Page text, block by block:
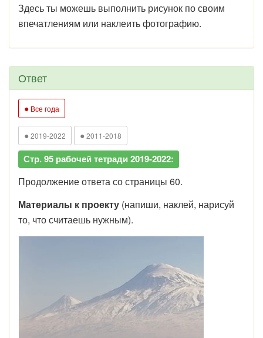
Здесь ты можешь выполнить рисунок по своим
впечатлениям или наклеить фотографию.
Ответ
● Все года
● 2019-2022 ● 2011-2018
Стр. 95 рабочей тетради 2019-2022:
Продолжение ответа со страницы 60.
Материалы к проекту (напиши, наклей, нарисуй
то, что считаешь нужным).